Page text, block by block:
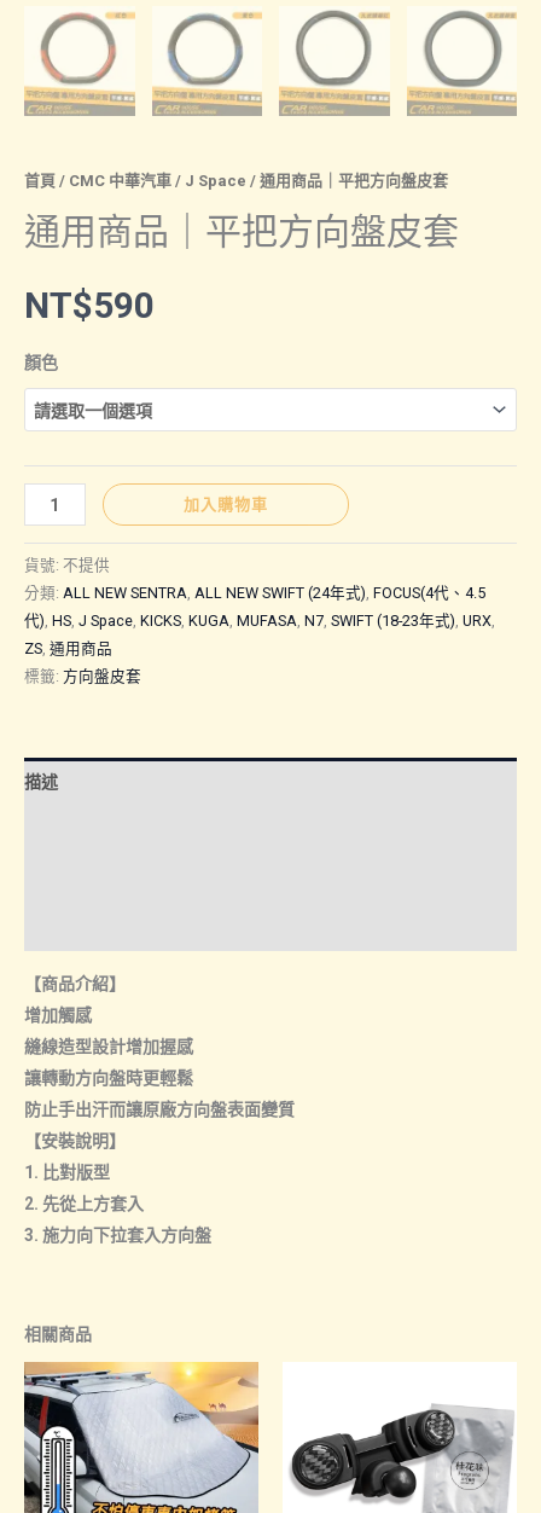
首頁 / CMC 中華汽車 / J Space / 通用商品｜平把方向盤皮套
通用商品｜平把方向盤皮套
NT$590
顏色
用
商
品
｜
平
把
盤
加入購物車
貨號: 不提供
分類: ALL NEW SENTRA, ALL NEW SWIFT (24年式), FOCUS(4代、4.5
代), HS, J Space, KICKS, KUGA, MUFASA, N7, SWIFT (18-23年式), URX,
ZS, 通用商品
標籤: 方向盤皮套
描述
【商品介紹】
增加觸感
縫線造型設計增加握感
讓轉動方向盤時更輕鬆
防止手出汗而讓原廠方向盤表面變質
【安裝說明】
1. 比對版型
2. 先從上方套入
3. 施力向下拉套入方向盤
相關商品